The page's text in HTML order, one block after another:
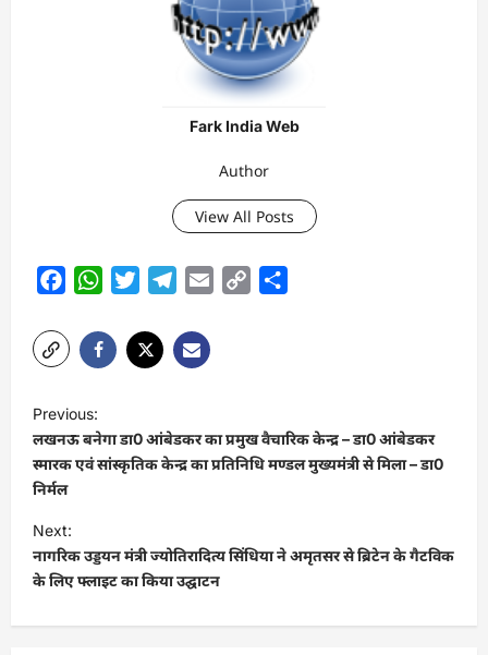
Fark India Web
Author
View All Posts
FacebookWhatsAppTwitterTelegram
Email
Copy
o
s
t
n
a
Previous:
लखनऊ बनेगा डा0 आंबेडकर का प्रमुख वैचारिक केन्द्र – डा0 आंबेडकर
स्मारक एवं सांस्कृतिक केन्द्र का प्रतिनिधि मण्डल मुख्यमंत्री से मिला – डा0
निर्मल
Next:
नागरिक उड्डयन मंत्री ज्योतिरादित्य सिंधिया ने अमृतसर से ब्रिटेन के गैटविक
के लिए फ्लाइट का किया उद्घाटन